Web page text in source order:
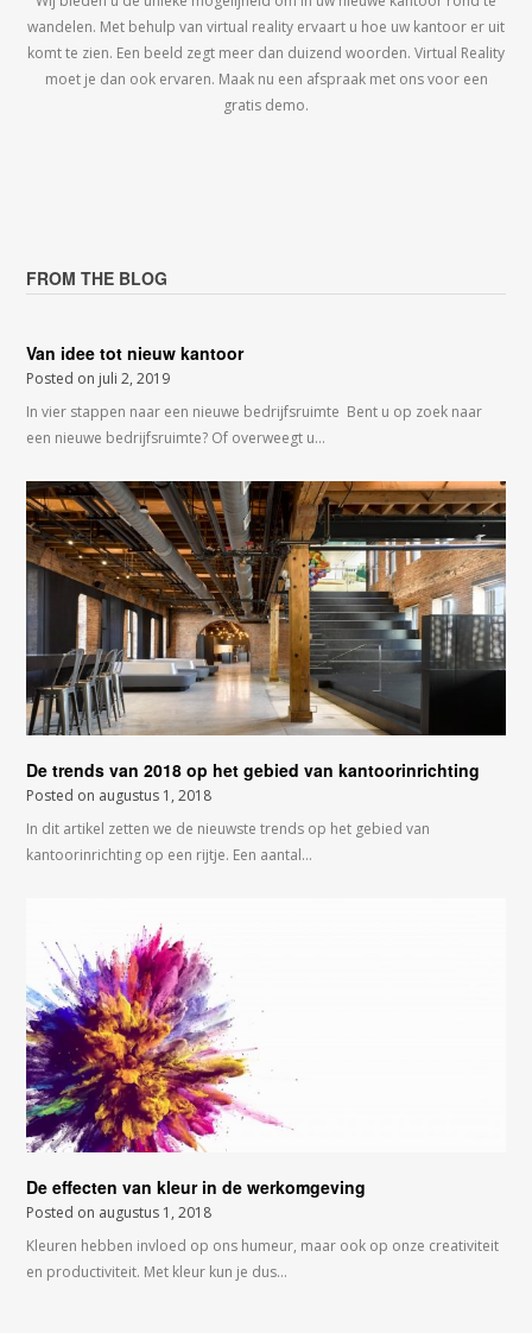
wandelen. Met behulp van virtual reality ervaart u hoe uw kantoor er uit
komt te zien. Een beeld zegt meer dan duizend woorden. Virtual Reality
moet je dan ook ervaren. Maak nu een afspraak met ons voor een
gratis demo.
FROM THE BLOG
Van idee tot nieuw kantoor
Posted on juli 2, 2019
In vier stappen naar een nieuwe bedrijfsruimte Bent u op zoek naar
een nieuwe bedrijfsruimte? Of overweegt u…
De trends van 2018 op het gebied van kantoorinrichting
Posted on augustus 1, 2018
In dit artikel zetten we de nieuwste trends op het gebied van
kantoorinrichting op een rijtje. Een aantal…
De effecten van kleur in de werkomgeving
Posted on augustus 1, 2018
Kleuren hebben invloed op ons humeur, maar ook op onze creativiteit
en productiviteit. Met kleur kun je dus…